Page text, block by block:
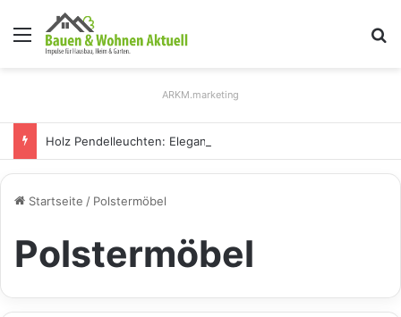
Menü
ARKM.marketing
Startseite / Polstermöbel
Polstermöbel